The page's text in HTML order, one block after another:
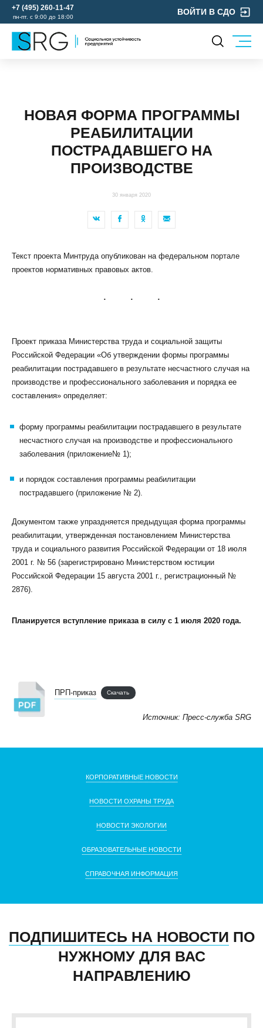
+7 (495) 260-11-47
пн-пт. с 9:00 до 18:00
ВОЙТИ В СДО
УЧЕБНЫЙ ЦЕНТР
ЭКОЛОГИЯ
КЛИЕНТСКИЙ СЕРВИС
ПОЛИТИКА КОНФИДЕНЦИАЛЬНОСТИ
НОВАЯ ФОРМА ПРОГРАММЫ
РЕАБИЛИТАЦИИ
ПОСТРАДАВШЕГО НА
ПРОИЗВОДСТВЕ
30 января 2020
Текст проекта Минтруда опубликован на федеральном портале
проектов нормативных правовых актов.
Проект приказа Министерства труда и социальной защиты
Российской Федерации «Об утверждении формы программы
реабилитации пострадавшего в результате несчастного случая на
производстве и профессионального заболевания и порядка ее
составления» определяет:
форму программы реабилитации пострадавшего в результате
несчастного случая на производстве и профессионального
заболевания (приложение№ 1);
и порядок составления программы реабилитации
пострадавшего (приложение № 2).
Документом также упраздняется предыдущая форма программы
реабилитации, утвержденная постановлением Министерства
труда и социального развития Российской Федерации от 18 июля
2001 г. № 56 (зарегистрировано Министерством юстиции
Российской Федерации 15 августа 2001 г., регистрационный №
2876).
Планируется вступление приказа в силу с 1 июля 2020 года.
ПРП-приказ Скачать
Источник: Пресс-служба SRG
КОРПОРАТИВНЫЕ НОВОСТИ
НОВОСТИ ОХРАНЫ ТРУДА
НОВОСТИ ЭКОЛОГИИ
ОБРАЗОВАТЕЛЬНЫЕ НОВОСТИ
СПРАВОЧНАЯ ИНФОРМАЦИЯ
ПОДПИШИТЕСЬ НА НОВОСТИ ПО
НУЖНОМУ ДЛЯ ВАС
НАПРАВЛЕНИЮ